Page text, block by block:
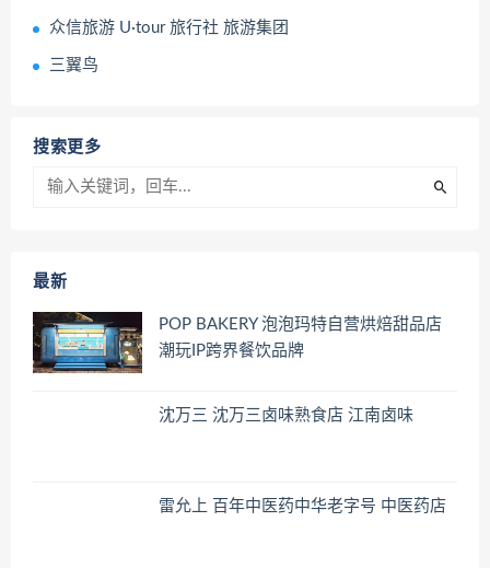
众信旅游 U·tour 旅行社 旅游集团
三翼鸟
搜索更多
最新
POP BAKERY 泡泡玛特自营烘焙甜品店
潮玩IP跨界餐饮品牌
沈万三 沈万三卤味熟食店 江南卤味
雷允上 百年中医药中华老字号 中医药店